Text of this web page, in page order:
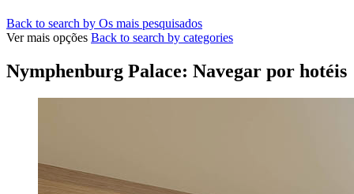
Back to search by Os mais pesquisados
Ver mais opções Back to search by categories
Nymphenburg Palace: Navegar por hotéis